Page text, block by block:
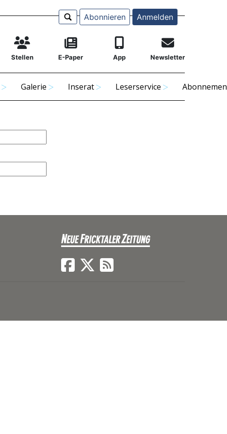
Abonnieren Anmelden
Stellen E-Paper App Newsletter
Galerie Inserat Leserservice